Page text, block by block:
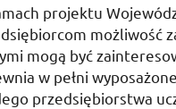
projektu
możliwość
mogą być
w pełni
przedsiębiorstwa